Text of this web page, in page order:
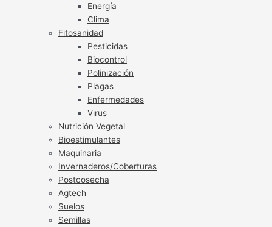
Energía
Clima
Fitosanidad
Pesticidas
Biocontrol
Polinización
Plagas
Enfermedades
Virus
Nutrición Vegetal
Bioestimulantes
Maquinaria
Invernaderos/Coberturas
Postcosecha
Agtech
Suelos
Semillas